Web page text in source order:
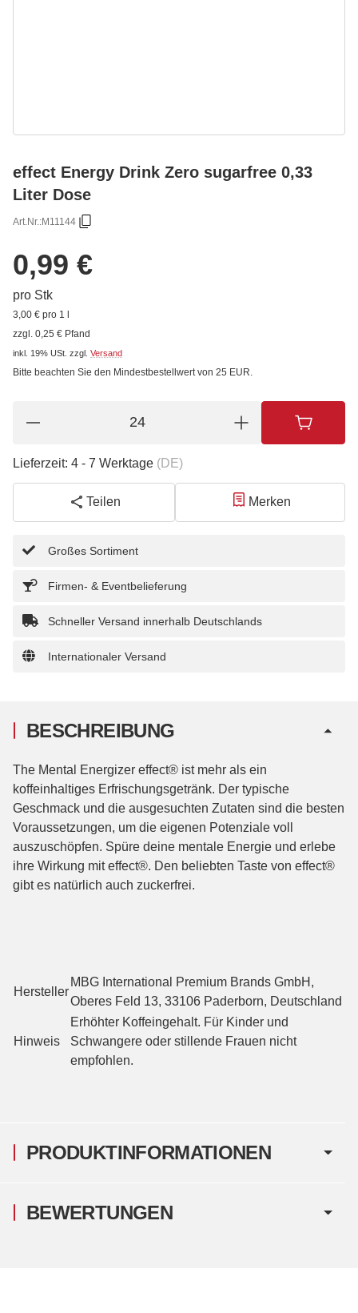
effect Energy Drink Zero sugarfree 0,33
Liter Dose
Art.Nr.:M11144
0,99 €
pro Stk
3,00 € pro 1 l
zzgl. 0,25 € Pfand
inkl. 19% USt. zzgl. Versand
Bitte beachten Sie den Mindestbestellwert von 25 EUR.
Lieferzeit: 4 - 7 Werktage (DE)
Teilen Merken
Großes Sortiment
Firmen- & Eventbelieferung
Schneller Versand innerhalb Deutschlands
Internationaler Versand
PRODUKTINFORMATIONEN
BESCHREIBUNG
The Mental Energizer effect® ist mehr als ein
koffeinhaltiges Erfrischungsgetränk. Der typische
Geschmack und die ausgesuchten Zutaten sind die besten
Voraussetzungen, um die eigenen Potenziale voll
auszuschöpfen. Spüre deine mentale Energie und erlebe
ihre Wirkung mit effect®. Den beliebten Taste von effect®
gibt es natürlich auch zuckerfrei.
Hersteller
MBG International Premium Brands GmbH,
Oberes Feld 13, 33106 Paderborn, Deutschland
Hinweis
Erhöhter Koffeingehalt. Für Kinder und
Schwangere oder stillende Frauen nicht
empfohlen.
BEWERTUNGEN